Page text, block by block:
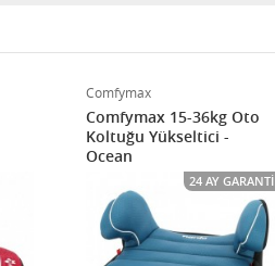
Comfymax
Comfymax 15-36kg Oto
Koltuğu Yükseltici -
Ocean
24 AY GARANTI